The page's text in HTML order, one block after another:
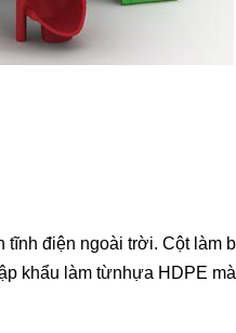
điện ngoài trời. Cột làm
khẩu làm từnhựa HDPE